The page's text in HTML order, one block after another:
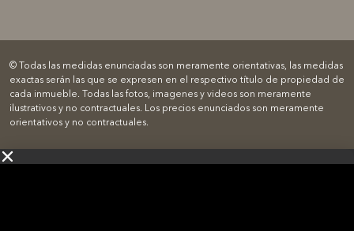
© Todas las medidas enunciadas son meramente orientativas, las medidas
exactas serán las que se expresen en el respectivo título de propiedad de
cada inmueble. Todas las fotos, imagenes y videos son meramente
ilustrativos y no contractuales. Los precios enunciados son meramente
orientativos y no contractuales.